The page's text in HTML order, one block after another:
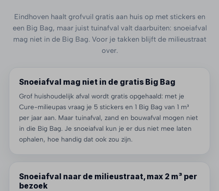
Eindhoven haalt grofvuil gratis aan huis op met stickers en
een Big Bag, maar juist tuinafval valt daarbuiten: snoeiafval
mag niet in de Big Bag. Voor je takken blijft de milieustraat
over.
Snoeiafval mag niet in de gratis Big Bag
Grof huishoudelijk afval wordt gratis opgehaald: met je
Cure-milieupas vraag je 5 stickers en 1 Big Bag van 1 m³
per jaar aan. Maar tuinafval, zand en bouwafval mogen niet
in die Big Bag. Je snoeiafval kun je er dus niet mee laten
ophalen, hoe handig dat ook zou zijn.
Snoeiafval naar de milieustraat, max 2 m³ per
bezoek